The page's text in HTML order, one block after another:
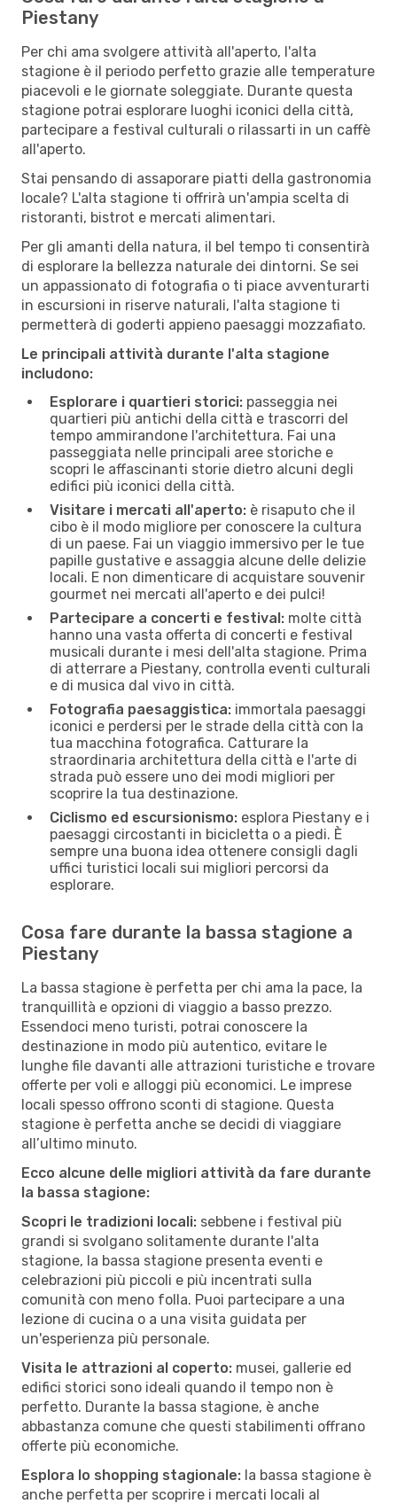
Piestany
Per chi ama svolgere attività all'aperto, l'alta
stagione è il periodo perfetto grazie alle temperature
piacevoli e le giornate soleggiate. Durante questa
stagione potrai esplorare luoghi iconici della città,
partecipare a festival culturali o rilassarti in un caffè
all'aperto.
Stai pensando di assaporare piatti della gastronomia
locale? L'alta stagione ti offrirà un'ampia scelta di
ristoranti, bistrot e mercati alimentari.
Per gli amanti della natura, il bel tempo ti consentirà
di esplorare la bellezza naturale dei dintorni. Se sei
un appassionato di fotografia o ti piace avventurarti
in escursioni in riserve naturali, l'alta stagione ti
permetterà di goderti appieno paesaggi mozzafiato.
Le principali attività durante l'alta stagione
includono:
Esplorare i quartieri storici: passeggia nei
quartieri più antichi della città e trascorri del
tempo ammirandone l'architettura. Fai una
passeggiata nelle principali aree storiche e
scopri le affascinanti storie dietro alcuni degli
edifici più iconici della città.
Visitare i mercati all'aperto: è risaputo che il
cibo è il modo migliore per conoscere la cultura
di un paese. Fai un viaggio immersivo per le tue
papille gustative e assaggia alcune delle delizie
locali. E non dimenticare di acquistare souvenir
gourmet nei mercati all'aperto e dei pulci!
Partecipare a concerti e festival: molte città
hanno una vasta offerta di concerti e festival
musicali durante i mesi dell'alta stagione. Prima
di atterrare a Piestany, controlla eventi culturali
e di musica dal vivo in città.
Fotografia paesaggistica: immortala paesaggi
iconici e perdersi per le strade della città con la
tua macchina fotografica. Catturare la
straordinaria architettura della città e l'arte di
strada può essere uno dei modi migliori per
scoprire la tua destinazione.
Ciclismo ed escursionismo: esplora Piestany e i
paesaggi circostanti in bicicletta o a piedi. È
sempre una buona idea ottenere consigli dagli
uffici turistici locali sui migliori percorsi da
esplorare.
Cosa fare durante la bassa stagione a
Piestany
La bassa stagione è perfetta per chi ama la pace, la
tranquillità e opzioni di viaggio a basso prezzo.
Essendoci meno turisti, potrai conoscere la
destinazione in modo più autentico, evitare le
lunghe file davanti alle attrazioni turistiche e trovare
offerte per voli e alloggi più economici. Le imprese
locali spesso offrono sconti di stagione. Questa
stagione è perfetta anche se decidi di viaggiare
all’ultimo minuto.
Ecco alcune delle migliori attività da fare durante
la bassa stagione:
Scopri le tradizioni locali: sebbene i festival più
grandi si svolgano solitamente durante l'alta
stagione, la bassa stagione presenta eventi e
celebrazioni più piccoli e più incentrati sulla
comunità con meno folla. Puoi partecipare a una
lezione di cucina o a una visita guidata per
un'esperienza più personale.
Visita le attrazioni al coperto: musei, gallerie ed
edifici storici sono ideali quando il tempo non è
perfetto. Durante la bassa stagione, è anche
abbastanza comune che questi stabilimenti offrano
offerte più economiche.
Esplora lo shopping stagionale: la bassa stagione è
anche perfetta per scoprire i mercati locali al